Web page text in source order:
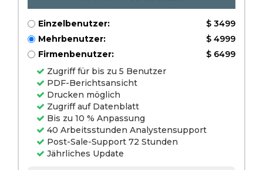
Einzelbenutzer:
$ 3499
Mehrbenutzer:
$ 4999
Firmenbenutzer:
$ 6499
Zugriff für bis zu 5 Benutzer
PDF-Berichtsansicht
Drucken möglich
Zugriff auf Datenblatt
Bis zu 10 % Anpassung
40 Arbeitsstunden Analystensupport
Post-Sale-Support 72 Stunden
Jährliches Update